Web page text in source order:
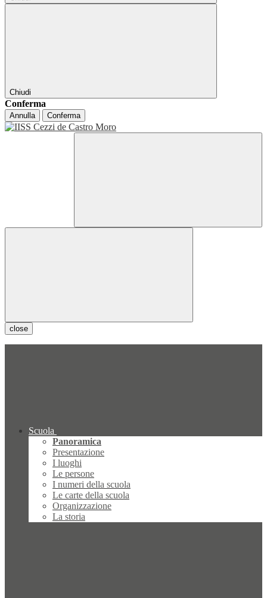
Chiudi
Conferma
Annulla Conferma
close
Scuola
Panoramica
Presentazione
I luoghi
Le persone
I numeri della scuola
Le carte della scuola
Organizzazione
La storia